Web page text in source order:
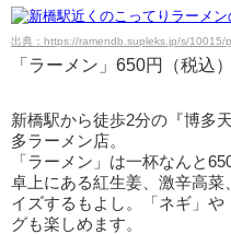
出典：https://ramendb.supleks.jp/s/10015/
「ラーメン」650円（税込）
新橋駅から徒歩2分の『博多
多ラーメン店。
「ラーメン」は一杯なんと
卓上にある紅生姜、激辛高
イズするもよし。「ネギ」
グも楽しめます。